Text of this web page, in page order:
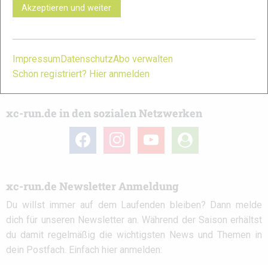
immer ein offenes Ohr für dich! Du kannst uns jederzeit über
dasKontaktformularerreichen.
Partner
xc-run.de in den sozialen Netzwerken
facebook instagramyoutube
user-
circle
xc-run.de Newsletter Anmeldung
Du willst immer auf dem Laufenden bleiben? Dann melde
dich für unseren Newsletter an. Während der Saison erhältst
du damit regelmäßig die wichtigsten News und Themen in
dein Postfach. Einfach hier anmelden:
Akzeptieren und weiter
ImpressumDatenschutzAbo verwalten
Schon registriert? Hier anmelden